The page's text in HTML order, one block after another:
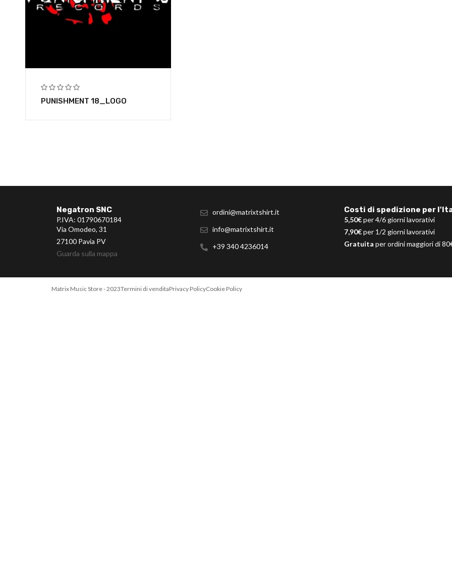
PUNISHMENT 18_LOGO
Negatron SNC
P.IVA: 01790670184
Via Omodeo, 31
27100 Pavia PV
Guarda sulla mappa
ordini@matrixtshirt.it
info@matrixtshirt.it
+39 340 4236014
Costi di spedizione per
5,50€per 4/6 giorni lavorativi
7,90€per 1/2 giorni lavorativi
Gratuita per ordini maggiori di
Matrix Music Store - 2023Termini di venditaPrivacy PolicyCookie Policy